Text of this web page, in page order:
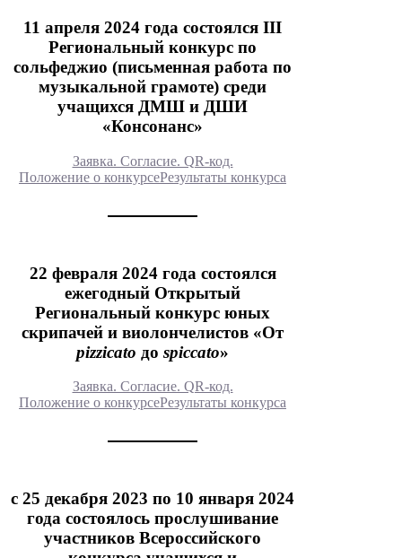
11 апреля 2024 года состоялся III
Региональный конкурс по
сольфеджио (письменная работа по
музыкальной грамоте) среди
учащихся ДМШ и ДШИ
«Консонанс»
Заявка. Согласие. QR-код.
Положение о конкурсеРезультаты конкурса
22 февраля 2024 года состоялся
ежегодный Открытый
Региональный конкурс юных
скрипачей и виолончелистов «От
pizzicato до spiccato»
Заявка. Согласие. QR-код.
Положение о конкурсеРезультаты конкурса
с 25 декабря 2023 по 10 января 2024
года состоялось прослушивание
участников Всероссийского